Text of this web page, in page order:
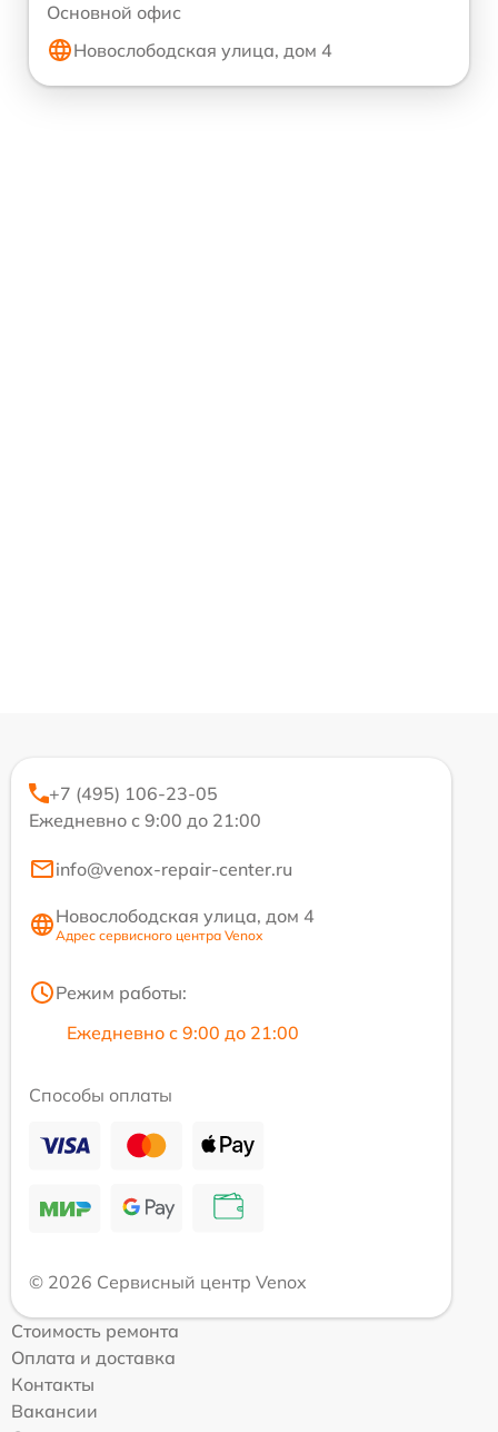
Основной офис
Новослободская улица, дом 4
+7 (495) 106-23-05
Ежедневно с 9:00 до 21:00
info@venox-repair-center.ru
Новослободская улица, дом 4
Адрес сервисного центра Venox
Режим работы:
Ежедневно с 9:00 до 21:00
Способы оплаты
© 2026 Сервисный центр Venox
Стоимость ремонта
Оплата и доставка
Контакты
Вакансии